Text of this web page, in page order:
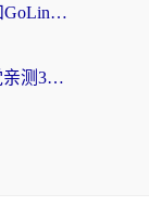
海外党必看：云极VPN好用吗？和GoLinkVPN对比哪个回国效果更好？附真实体验指南
雷神手游和柠檬鲸好用吗？海外党亲测3款回国加速器，教你避开破解VPN坑